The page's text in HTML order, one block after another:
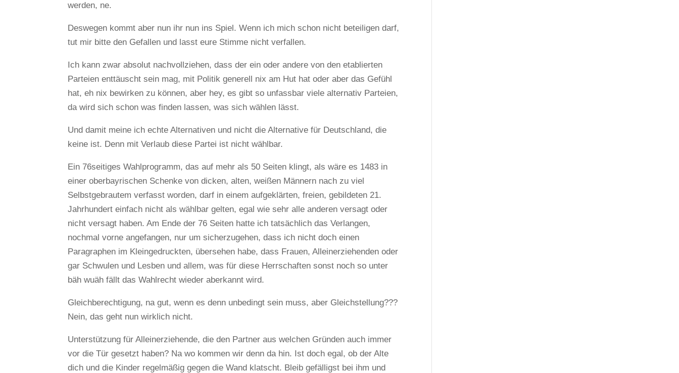
werden, ne.
Deswegen kommt aber nun ihr nun ins Spiel. Wenn ich mich schon nicht beteiligen darf,
tut mir bitte den Gefallen und lasst eure Stimme nicht verfallen.
Ich kann zwar absolut nachvollziehen, dass der ein oder andere von den etablierten
Parteien enttäuscht sein mag, mit Politik generell nix am Hut hat oder aber das Gefühl
hat, eh nix bewirken zu können, aber hey, es gibt so unfassbar viele alternativ Parteien,
da wird sich schon was finden lassen, was sich wählen lässt.
Und damit meine ich echte Alternativen und nicht die Alternative für Deutschland, die
keine ist. Denn mit Verlaub diese Partei ist nicht wählbar.
Ein 76seitiges Wahlprogramm, das auf mehr als 50 Seiten klingt, als wäre es 1483 in
einer oberbayrischen Schenke von dicken, alten, weißen Männern nach zu viel
Selbstgebrautem verfasst worden, darf in einem aufgeklärten, freien, gebildeten 21.
Jahrhundert einfach nicht als wählbar gelten, egal wie sehr alle anderen versagt oder
nicht versagt haben. Am Ende der 76 Seiten hatte ich tatsächlich das Verlangen,
nochmal vorne angefangen, nur um sicherzugehen, dass ich nicht doch einen
Paragraphen im Kleingedruckten, übersehen habe, dass Frauen, Alleinerziehenden oder
gar Schwulen und Lesben und allem, was für diese Herrschaften sonst noch so unter
bäh wuäh fällt das Wahlrecht wieder aberkannt wird.
Gleichberechtigung, na gut, wenn es denn unbedingt sein muss, aber Gleichstellung???
Nein, das geht nun wirklich nicht.
Unterstützung für Alleinerziehende, die den Partner aus welchen Gründen auch immer
vor die Tür gesetzt haben? Na wo kommen wir denn da hin. Ist doch egal, ob der Alte
dich und die Kinder regelmäßig gegen die Wand klatscht. Bleib gefälligst bei ihm und